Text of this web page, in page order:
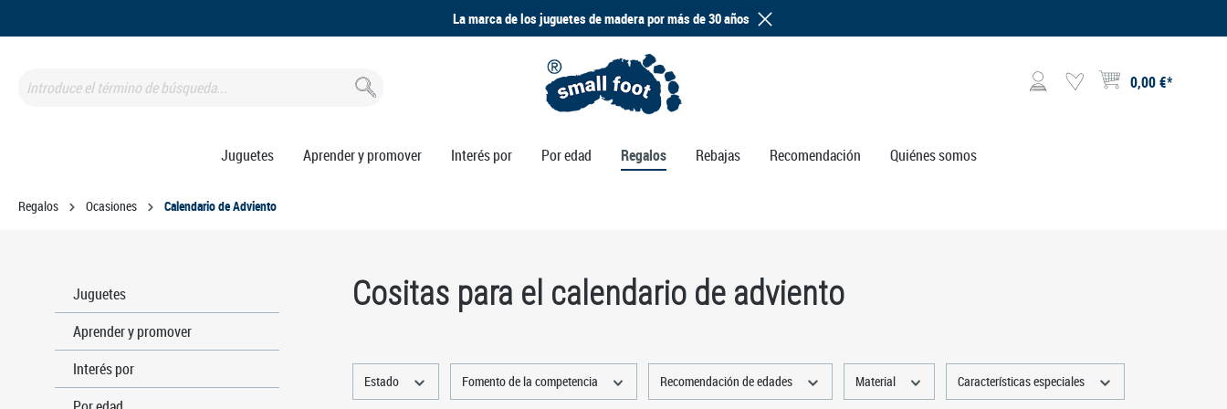
La marca de los juguetes de madera por más de 30 años
0,00 €*
El carrito de compras
Juguetes Aprender y promover Interés por Por edad Regalos Rebajas Recomendación Quiénes somos
Regalos Ocasiones Calendario de Adviento
Juguetes
Aprender y promover
Interés por
Cositas para el calendario de adviento
Estado Fomento de la competencia Recomendación de edades Material Características especiales